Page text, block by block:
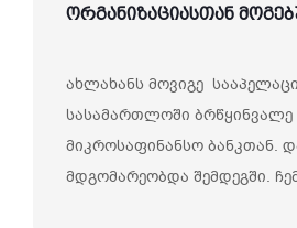
ორგანიზაციასთან
ახლახანს მოვიგე
სასამართლოში ბრწყინვალე
მიკროსაფინანსო ბანკთან.
მდგომარეობდა შემდეგში.